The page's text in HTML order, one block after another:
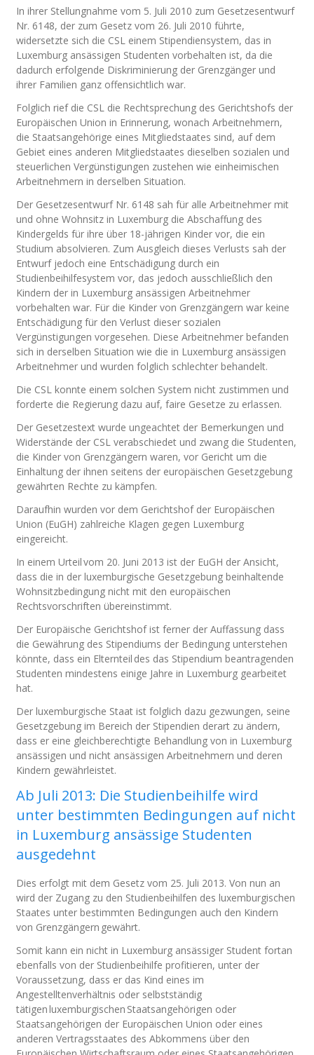
In ihrer Stellungnahme vom 5. Juli 2010 zum Gesetzesentwurf
Nr. 6148, der zum Gesetz vom 26. Juli 2010 führte,
widersetzte sich die CSL einem Stipendiensystem, das in
Luxemburg ansässigen Studenten vorbehalten ist, da die
dadurch erfolgende Diskriminierung der Grenzgänger und
ihrer Familien ganz offensichtlich war.
Folglich rief die CSL die Rechtsprechung des Gerichtshofs der
Europäischen Union in Erinnerung, wonach Arbeitnehmern,
die Staatsangehörige eines Mitgliedstaates sind, auf dem
Gebiet eines anderen Mitgliedstaates dieselben sozialen und
steuerlichen Vergünstigungen zustehen wie einheimischen
Arbeitnehmern in derselben Situation.
Der Gesetzesentwurf Nr. 6148 sah für alle Arbeitnehmer mit
und ohne Wohnsitz in Luxemburg die Abschaffung des
Kindergelds für ihre über 18-jährigen Kinder vor, die ein
Studium absolvieren. Zum Ausgleich dieses Verlusts sah der
Entwurf jedoch eine Entschädigung durch ein
Studienbeihilfesystem vor, das jedoch ausschließlich den
Kindern der in Luxemburg ansässigen Arbeitnehmer
vorbehalten war. Für die Kinder von Grenzgängern war keine
Entschädigung für den Verlust dieser sozialen
Vergünstigungen vorgesehen. Diese Arbeitnehmer befanden
sich in derselben Situation wie die in Luxemburg ansässigen
Arbeitnehmer und wurden folglich schlechter behandelt.
Die CSL konnte einem solchen System nicht zustimmen und
forderte die Regierung dazu auf, faire Gesetze zu erlassen.
Der Gesetzestext wurde ungeachtet der Bemerkungen und
Widerstände der CSL verabschiedet und zwang die Studenten,
die Kinder von Grenzgängern waren, vor Gericht um die
Einhaltung der ihnen seitens der europäischen Gesetzgebung
gewährten Rechte zu kämpfen.
Daraufhin wurden vor dem Gerichtshof der Europäischen
Union (EuGH) zahlreiche Klagen gegen Luxemburg
eingereicht.
In einem Urteil vom 20. Juni 2013 ist der EuGH der Ansicht,
dass die in der luxemburgische Gesetzgebung beinhaltende
Wohnsitzbedingung nicht mit den europäischen
Rechtsvorschriften übereinstimmt.
Der Europäische Gerichtshof ist ferner der Auffassung dass
die Gewährung des Stipendiums der Bedingung unterstehen
könnte, dass ein Elternteil des das Stipendium beantragenden
Studenten mindestens einige Jahre in Luxemburg gearbeitet
hat.
Der luxemburgische Staat ist folglich dazu gezwungen, seine
Gesetzgebung im Bereich der Stipendien derart zu ändern,
dass er eine gleichberechtigte Behandlung von in Luxemburg
ansässigen und nicht ansässigen Arbeitnehmern und deren
Kindern gewährleistet.
Ab Juli 2013: Die Studienbeihilfe wird
unter bestimmten Bedingungen auf nicht
in Luxemburg ansässige Studenten
ausgedehnt
Dies erfolgt mit dem Gesetz vom 25. Juli 2013. Von nun an
wird der Zugang zu den Studienbeihilfen des luxemburgischen
Staates unter bestimmten Bedingungen auch den Kindern
von Grenzgängern gewährt.
Somit kann ein nicht in Luxemburg ansässiger Student fortan
ebenfalls von der Studienbeihilfe profitieren, unter der
Voraussetzung, dass er das Kind eines im
Angestelltenverhältnis oder selbstständig
tätigen luxemburgischen Staatsangehörigen oder
Staatsangehörigen der Europäischen Union oder eines
anderen Vertragsstaates des Abkommens über den